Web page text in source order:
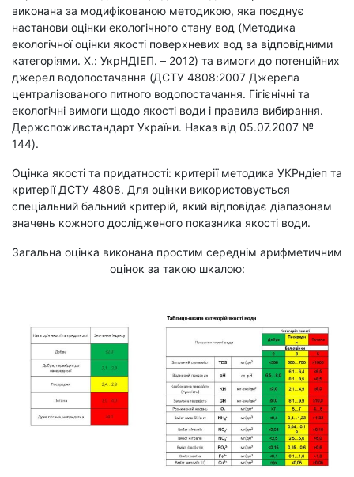
виконана за модифікованою методикою, яка поєднує
настанови оцінки екологічного стану вод (Методика
екологічної оцінки якості поверхневих вод за відповідними
категоріями. Х.: УкрНДІЕП. – 2012) та вимоги до потенційних
джерел водопостачання (ДСТУ 4808:2007 Джерела
централізованого питного водопостачання. Гігієнічні та
екологічні вимоги щодо якості води і правила вибирання.
Держспоживстандарт України. Наказ від 05.07.2007 №
144).
Оцінка якості та придатності: критерії методика УКРндіеп та
критерії ДСТУ 4808. Для оцінки використовується
спеціальний бальний критерій, який відповідає діапазонам
значень кожного дослідженого показника якості води.
Загальна оцінка виконана простим середнім арифметичним
оцінок за такою шкалою: